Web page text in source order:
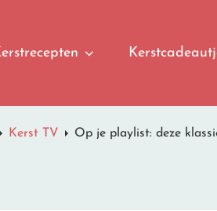
Kerst TV Op je playlist: deze